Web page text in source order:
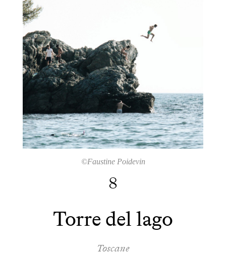
©Faustine Poidevin
8
Torre del lago
Toscane